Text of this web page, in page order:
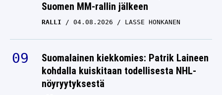
Suomen MM-rallin jälkeen
RALLI 04.08.2026 LASSE HONKANEN
Suomalainen kiekkomies: Patrik Laineen
kohdalla kuiskitaan todellisesta NHL-
nöyryytyksestä